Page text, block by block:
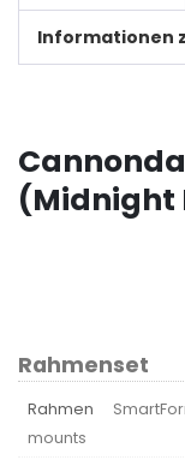
Informationen
(Midnight
Rahmenset
Rahmen
mounts